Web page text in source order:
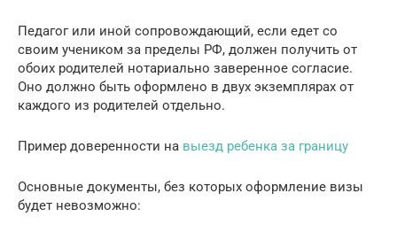
Педагог или иной сопровождающий, если едет со
своим учеником за пределы РФ, должен получить от
обоих родителей нотариально заверенное согласие.
Оно должно быть оформлено в двух экземплярах от
каждого из родителей отдельно.
Пример доверенности на выезд ребенка за границу
Основные документы, без которых оформление визы
будет невозможно: